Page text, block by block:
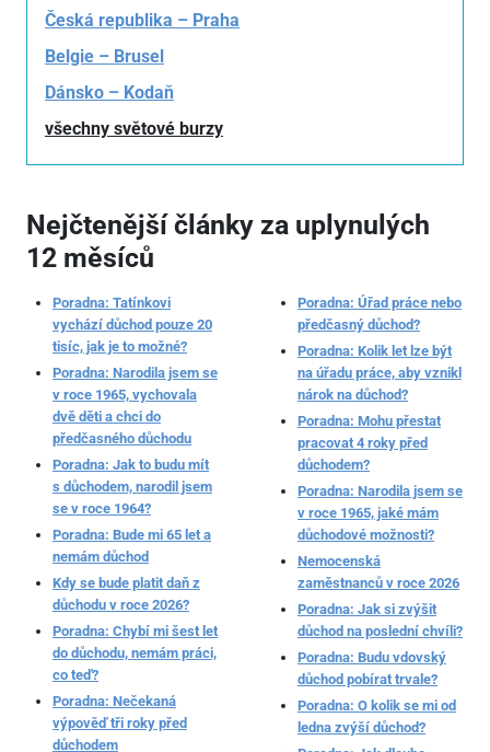
Česká republika – Praha
Belgie – Brusel
Dánsko – Kodaň
všechny světové burzy
Nejčtenější články za uplynulých
12 měsíců
Poradna: Tatínkovi
vychází důchod pouze 20
tisíc, jak je to možné?
Poradna: Narodila jsem se
v roce 1965, vychovala
dvě děti a chci do
předčasného důchodu
Poradna: Jak to budu mít
s důchodem, narodil jsem
se v roce 1964?
Poradna: Bude mi 65 let a
nemám důchod
Kdy se bude platit daň z
důchodu v roce 2026?
Poradna: Chybí mi šest let
do důchodu, nemám práci,
co teď?
Poradna: Nečekaná
výpověď tři roky před
důchodem
Poradna: Úřad práce nebo
předčasný důchod?
Poradna: Kolik let lze být
na úřadu práce, aby vznikl
nárok na důchod?
Poradna: Mohu přestat
pracovat 4 roky před
důchodem?
Poradna: Narodila jsem se
v roce 1965, jaké mám
důchodové možnosti?
Nemocenská
zaměstnanců v roce 2026
Poradna: Jak si zvýšit
důchod na poslední chvíli?
Poradna: Budu vdovský
důchod pobírat trvale?
Poradna: O kolik se mi od
ledna zvýší důchod?